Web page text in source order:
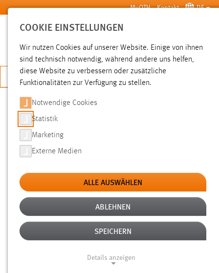
Zum Hauptinhalt springen MyOTH Kontakt DE
SUCHE
JETZT BEWERBEN
SUCHE
FILTER
Typ
Erstellungsdatum
Alter
COOKIE EINSTELLUNGEN
Wir nutzen Cookies auf unserer Website. Einige von ihnen
sind technisch notwendig, während andere uns helfen,
diese Website zu verbessern oder zusätzliche
Funktionalitäten zur Verfügung zu stellen.
Notwendige Cookies
Statistik
Marketing
Externe Medien
ALLE AUSWÄHLEN
ABLEHNEN
SPEICHERN
Details anzeigen